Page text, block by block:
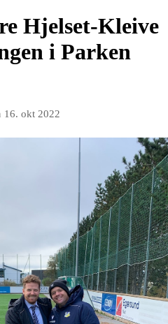
Hjelset-Kleive
i Parken
16. okt 2022